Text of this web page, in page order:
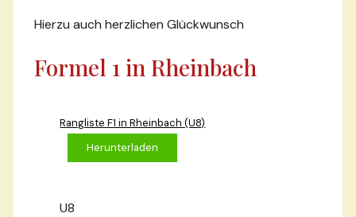
Hierzu auch herzlichen Glückwunsch
Formel 1 in Rheinbach
Rangliste F1 in Rheinbach (U8)
Herunterladen
U8